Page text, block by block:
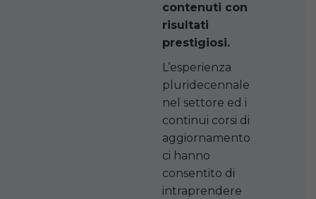
contenuti con
risultati
prestigiosi.
L’esperienza
pluridecennale
nel settore ed i
continui corsi di
aggiornamento
ci hanno
consentito di
intraprendere